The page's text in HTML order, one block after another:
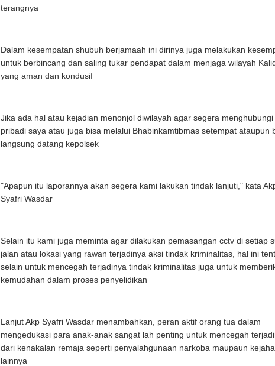
terangnya
Dalam kesempatan shubuh berjamaah ini dirinya juga melakukan
untuk berbincang dan saling tukar pendapat dalam menjaga wilayah
yang aman dan kondusif
Jika ada hal atau kejadian menonjol diwilayah agar segera menghubungi
pribadi saya atau juga bisa melalui Bhabinkamtibmas setempat ataupun
langsung datang kepolsek
"Apapun itu laporannya akan segera kami lakukan tindak lanjuti," kata
Syafri Wasdar
Selain itu kami juga meminta agar dilakukan pemasangan cctv di setiap
jalan atau lokasi yang rawan terjadinya aksi tindak kriminalitas, hal ini
selain untuk mencegah terjadinya tindak kriminalitas juga untuk
kemudahan dalam proses penyelidikan
Lanjut Akp Syafri Wasdar menambahkan, peran aktif orang tua dalam
mengedukasi para anak-anak sangat lah penting untuk mencegah
dari kenakalan remaja seperti penyalahgunaan narkoba maupaun
lainnya